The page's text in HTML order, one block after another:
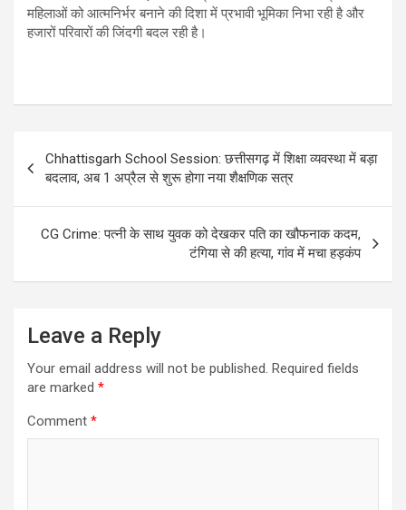
महिलाओं को आत्मनिर्भर बनाने की दिशा में प्रभावी भूमिका निभा रही है और
हजारों परिवारों की जिंदगी बदल रही है।
navigation
Chhattisgarh School Session: छत्तीसगढ़ में शिक्षा व्यवस्था में बड़ा
बदलाव, अब 1 अप्रैल से शुरू होगा नया शैक्षणिक सत्र
CG Crime: पत्नी के साथ युवक को देखकर पति का खौफनाक कदम,
टंगिया से की हत्या, गांव में मचा हड़कंप
Leave a Reply
Your email address will not be published. Required fields
are marked *
Comment *